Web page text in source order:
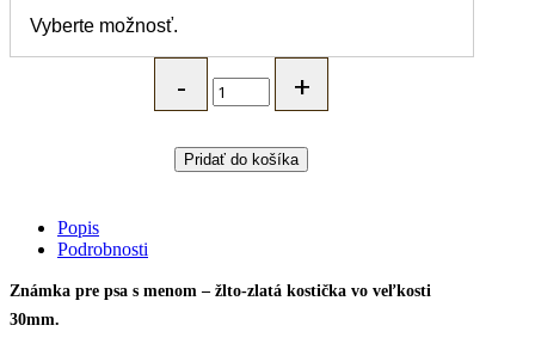
Identifikačná
známka
psa
quantity
Pridať do košíka
Popis
Podrobnosti
Známka pre psa s menom – žlto-zlatá kostička vo veľkosti
30mm.